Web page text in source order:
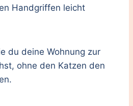
Handgriffen leicht
du deine Wohnung zur
ohne den Katzen den